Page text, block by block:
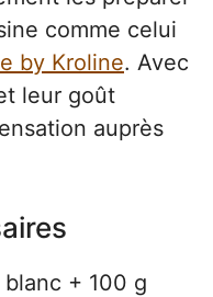
comme celui
by Kroline. Avec
leur goût
auprès
+ 100 g